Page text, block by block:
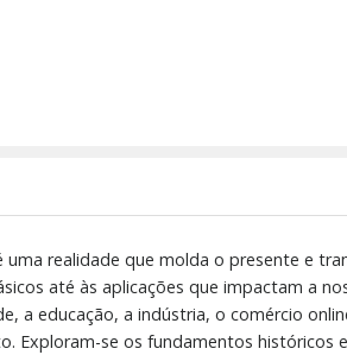
realidade que molda o presente e
até às aplicações que impactam a
a educação, a indústria, o comércio
Exploram-se os fundamentos históricos